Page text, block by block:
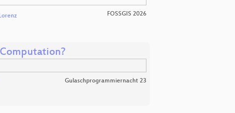
FOSSGIS 2026
Gulaschprogrammiernacht 23